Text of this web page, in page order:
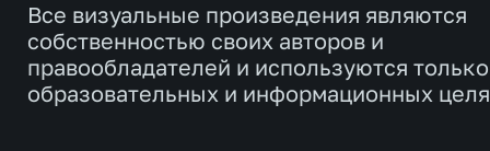
Все визуальные произведения являются
собственностью своих авторов и
правообладателей и используются
образовательных и информационных